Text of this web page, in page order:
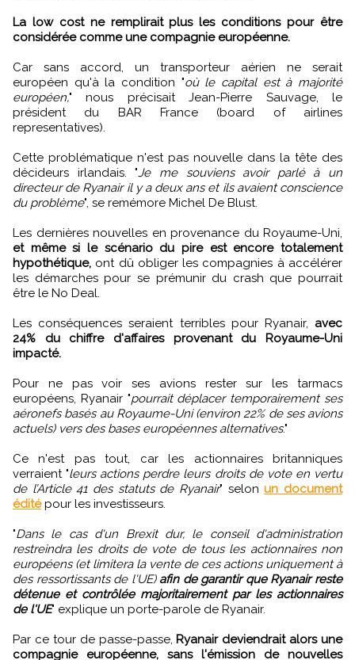
La low cost ne remplirait plus les conditions pour être
considérée comme une compagnie européenne.
Car sans accord, un transporteur aérien ne serait
européen qu'à la condition "où le capital est à majorité
européen," nous précisait Jean-Pierre Sauvage, le
président du BAR France (board of airlines
representatives).
Cette problématique n'est pas nouvelle dans la tête des
décideurs irlandais. "Je me souviens avoir parlé à un
directeur de Ryanair il y a deux ans et ils avaient conscience
du problème", se remémore Michel De Blust.
Les dernières nouvelles en provenance du Royaume-Uni,
et même si le scénario du pire est encore totalement
hypothétique, ont dû obliger les compagnies à accélérer
les démarches pour se prémunir du crash que pourrait
être le No Deal.
Les conséquences seraient terribles pour Ryanair, avec
24% du chiffre d'affaires provenant du Royaume-Uni
impacté.
Pour ne pas voir ses avions rester sur les tarmacs
européens, Ryanair "pourrait déplacer temporairement ses
aéronefs basés au Royaume-Uni (environ 22% de ses avions
actuels) vers des bases européennes alternatives."
Ce n'est pas tout, car les actionnaires britanniques
verraient "leurs actions perdre leurs droits de vote en vertu
de l’Article 41 des statuts de Ryanair" selonun document
éditépour les investisseurs.
"Dans le cas d'un Brexit dur, le conseil d'administration
restreindra les droits de vote de tous les actionnaires non
européens (et limitera la vente de ces actions uniquement à
des ressortissants de l'UE) afin de garantir que Ryanair reste
détenue et contrôlée majoritairement par les actionnaires
de l'UE" explique un porte-parole de Ryanair.
Par ce tour de passe-passe, Ryanair deviendrait alors une
compagnie européenne, sans l'émission de nouvelles